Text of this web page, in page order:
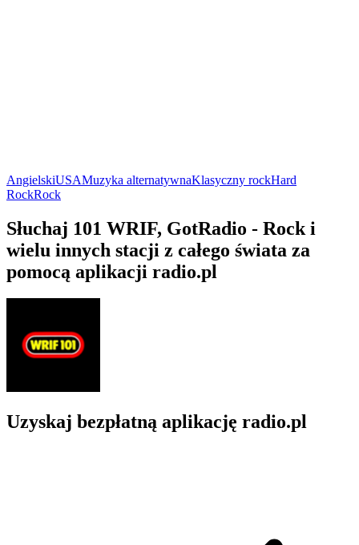
AngielskiUSAMuzyka alternatywnaKlasyczny rockHard
RockRock
Słuchaj 101 WRIF, GotRadio - Rock i
wielu innych stacji z całego świata za
pomocą aplikacji radio.pl
Uzyskaj bezpłatną aplikację radio.pl